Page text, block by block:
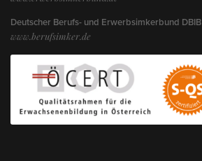
Deutscher Berufs- und Erwerbsimkerbund DBIB
www.berufsimker.de